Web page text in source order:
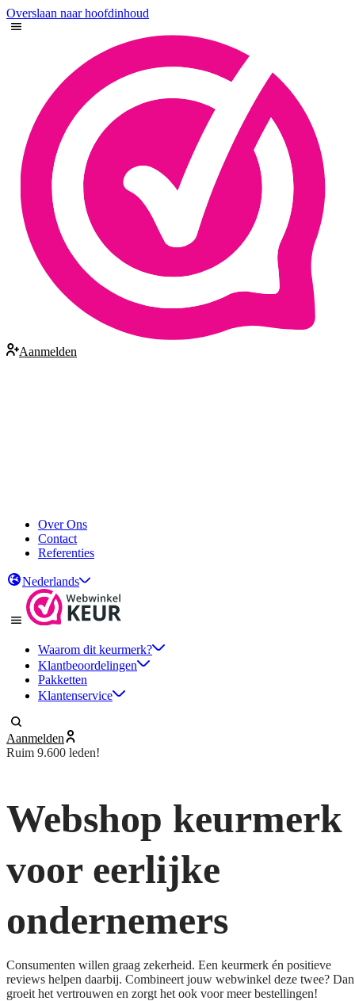
Overslaan naar hoofdinhoud
Aanmelden
Over Ons
Contact
Referenties
Nederlands
Waarom dit keurmerk?
Klantbeoordelingen
Pakketten
Klantenservice
Aanmelden
Ruim 9.600 leden!
Webshop keurmerk
voor eerlijke
ondernemers
Consumenten willen graag zekerheid. Een keurmerk én positieve
reviews helpen daarbij. Combineert jouw webwinkel deze twee? Dan
groeit het vertrouwen en zorgt het ook voor meer bestellingen!